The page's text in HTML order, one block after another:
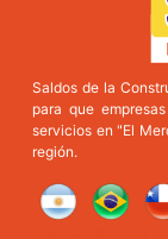
Saldos de la
para que
servicios en "El
región.